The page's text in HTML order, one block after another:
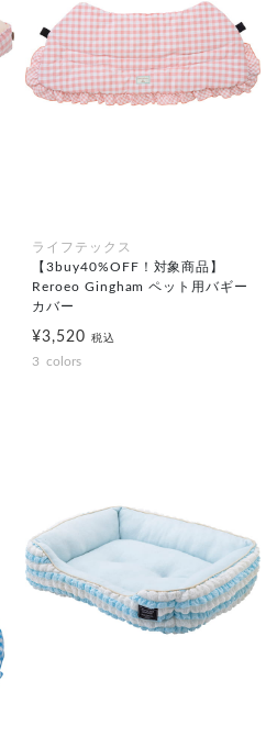
ライフテックス
【3buy40%OFF！対象商品】
Reroeo Gingham ペット用バギー
カバー
¥3,520 税込
3 colors